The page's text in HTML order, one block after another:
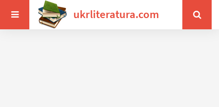
ukrliteratura.com